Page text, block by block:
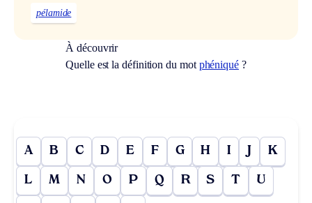
pélamide
À découvrir
Quelle est la définition du mot phéniqué?
A B C D E F G H I J K
L M N O P Q R S T U